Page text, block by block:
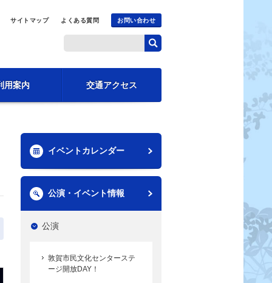
サイトマップ よくある質問 お問い合わせ
用案内 交通アクセス
イベントカレンダー
公演・イベント情報
公演
敦賀市民文化センターステ
ージ開放DAY！